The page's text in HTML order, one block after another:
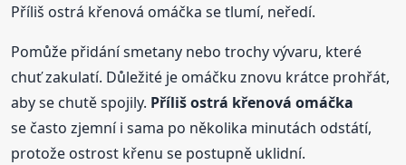
Příliš ostrá křenová omáčka se tlumí, neředí.
Pomůže přidání smetany nebo trochy vývaru, které
chuť zakulatí. Důležité je omáčku znovu krátce prohřát,
aby se chutě spojily. Příliš ostrá křenová omáčka
se často zjemní i sama po několika minutách odstátí,
protože ostrost křenu se postupně uklidní.